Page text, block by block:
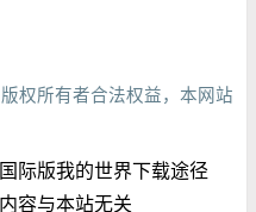
权所有者合法权益，本网站
际版我的世界下载途径
容与本站无关